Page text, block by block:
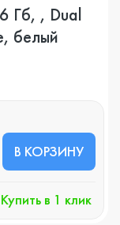
Гб, , Dual
белый
В КОРЗИНУ
Купить в 1 клик